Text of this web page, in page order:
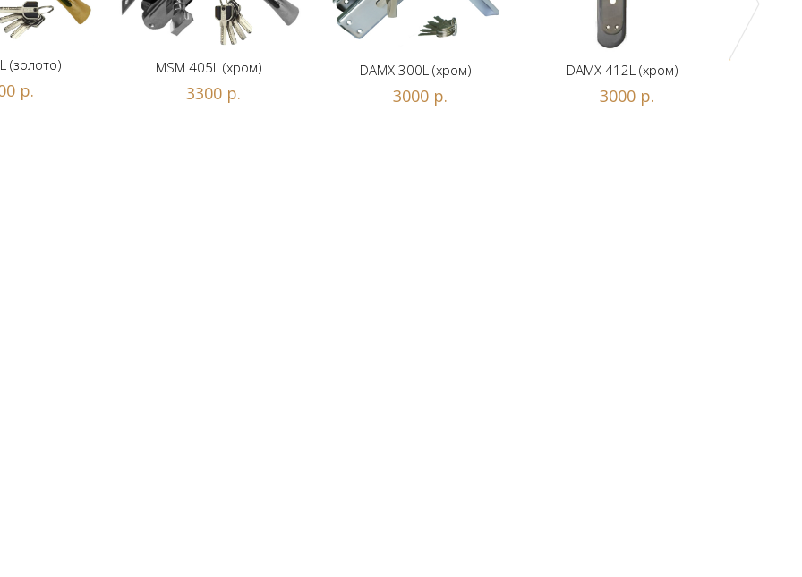
(золото)
р.
MSM 405L (хром)
3300 р.
DAMX 300L (хром)
3000 р.
DAMX 412L (хром)
3000 р.